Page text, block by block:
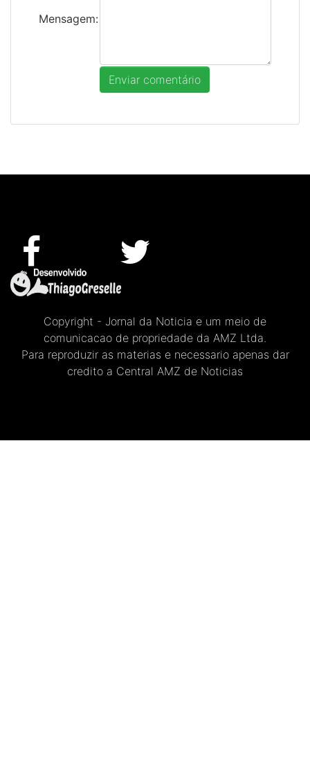
Mensagem:
Copyright - Jornal da Noticia e um meio de
comunicacao de propriedade da AMZ Ltda.
Para reproduzir as materias e necessario apenas dar
credito a Central AMZ de Noticias